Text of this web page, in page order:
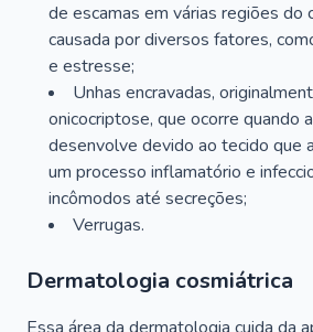
de escamas em várias regiões do
causada por diversos fatores,
e estresse;
Unhas encravadas,
onicocriptose, que ocorre quando
desenvolve devido ao tecido que
um processo inflamatório e
incômodos até secreções;
Verrugas.
Dermatologia cosmiátrica